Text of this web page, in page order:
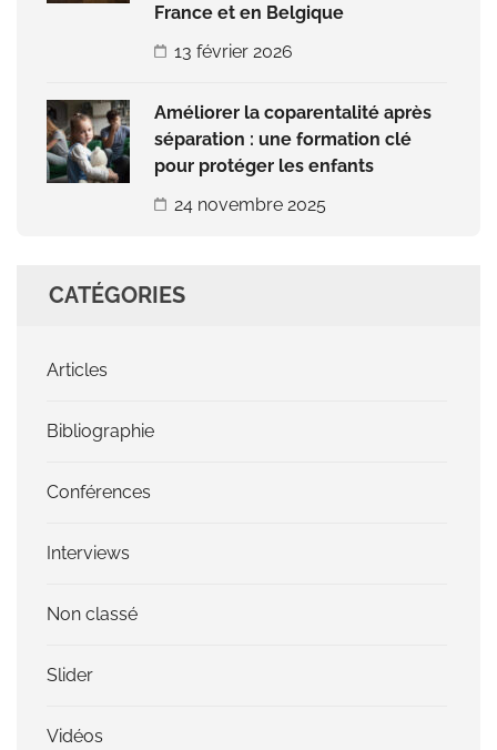
France et en Belgique
13 février 2026
Améliorer la coparentalité après
séparation : une formation clé
pour protéger les enfants
24 novembre 2025
CATÉGORIES
Articles
Bibliographie
Conférences
Interviews
Non classé
Slider
Vidéos